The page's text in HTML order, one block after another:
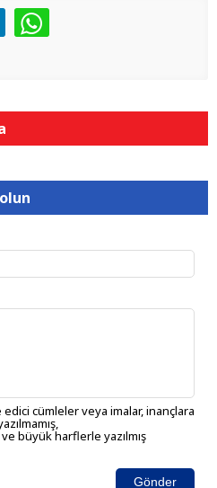
cümleler veya imalar, inançlara
büyük harflerle yazılmış
Gönder